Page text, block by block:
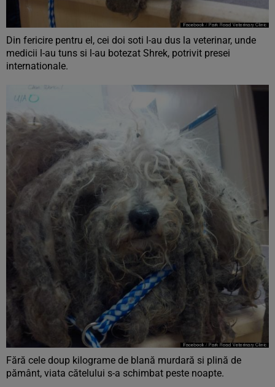
Din fericire pentru el, cei doi soti l-au dus la veterinar, unde
medicii l-au tuns si l-au botezat Shrek, potrivit presei
internationale.
Fără cele doup kilograme de blană murdară si plină de
pământ, viata cătelului s-a schimbat peste noapte.